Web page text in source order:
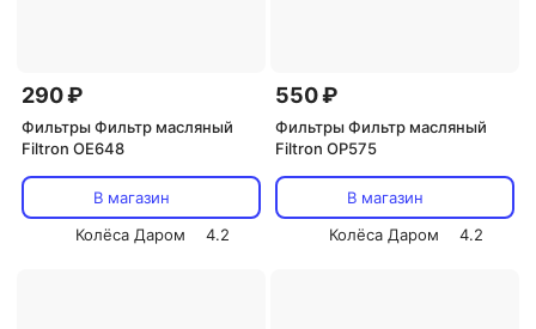
290 ₽
Фильтры Фильтр масляный
Filtron OE648
В магазин
Колёса Даром
4.2
550 ₽
Фильтры Фильтр масляный
Filtron OP575
В магазин
Колёса Даром
4.2